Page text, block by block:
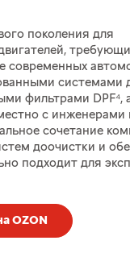
поколения для
современных
системами
фильтрами DPF⁴,
с инженерами
сочетание
доочистки и
подходит для
OZON